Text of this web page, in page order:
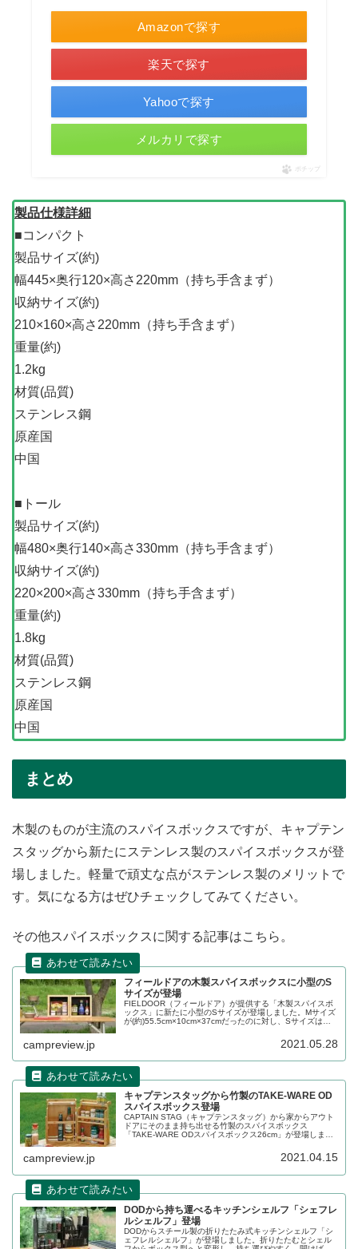
Amazonで探す
楽天で探す
Yahooで探す
メルカリで探す
ポチップ
製品仕様詳細
■コンパクト
製品サイズ(約)
幅445×奥行120×高さ220mm（持ち手含まず）
収納サイズ(約)
210×160×高さ220mm（持ち手含まず）
重量(約)
1.2kg
材質(品質)
ステンレス鋼
原産国
中国
■トール
製品サイズ(約)
幅480×奥行140×高さ330mm（持ち手含まず）
収納サイズ(約)
220×200×高さ330mm（持ち手含まず）
重量(約)
1.8kg
材質(品質)
ステンレス鋼
原産国
中国
まとめ
木製のものが主流のスパイスボックスですが、キャプテン
スタッグから新たにステンレス製のスパイスボックスが登
場しました。軽量で頑丈な点がステンレス製のメリットで
す。気になる方はぜひチェックしてみてください。
その他スパイスボックスに関する記事はこちら。
フィールドアの木製スパイスボックスに小型のS
サイズが登場
FIELDOOR（フィールドア）が提供する「木製スパイスボ
ックス」に新たに小型のSサイズが登場しました。Mサイズ
が(約)55.5cm×10cm×37cmだったのに対し、Sサイズは
campreview.jp 2021.05.28
キャプテンスタッグから竹製のTAKE-WARE OD
スパイスボックス登場
CAPTAIN STAG（キャプテンスタッグ）から家からアウト
ドアにそのまま持ち出せる竹製のスパイスボックス
「TAKE-WARE ODスパイスボックス26cm」が登場しまし
campreview.jp 2021.04.15
DODから持ち運べるキッチンシェルフ「シェフレ
ルシェルフ」登場
DODからスチール製の折りたたみ式キッチンシェルフ「シ
ェフレルシェルフ」が登場しました。折りたたむとシェル